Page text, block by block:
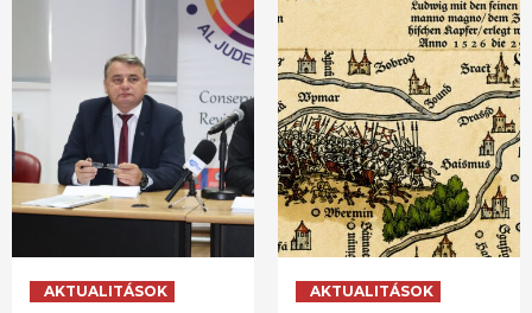
AKTUALITÁSOK
AKTUALITÁSOK